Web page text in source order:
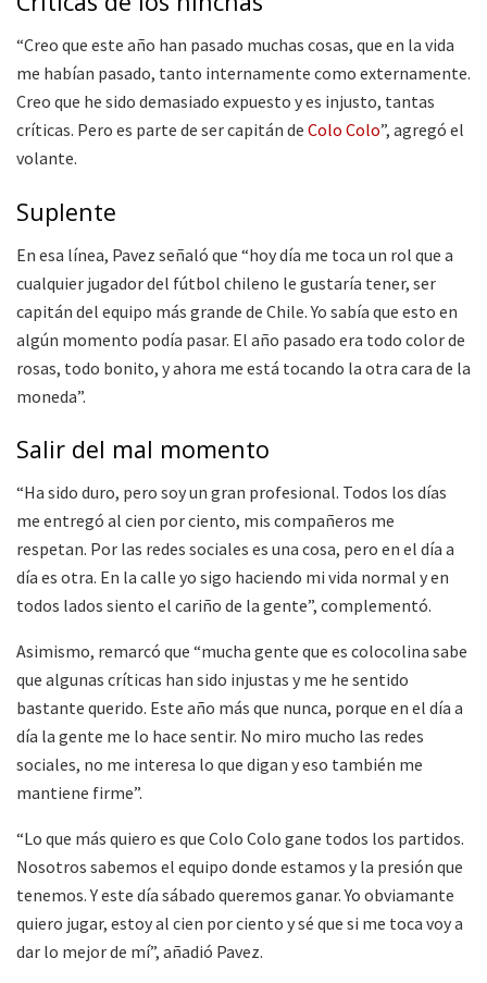
“Creo que este año han pasado muchas cosas, que en la vida
me habían pasado, tanto internamente como externamente.
Creo que he sido demasiado expuesto y es injusto, tantas
críticas. Pero es parte de ser capitán de Colo Colo”, agregó el
volante.
Suplente
En esa línea, Pavez señaló que “hoy día me toca un rol que a
cualquier jugador del fútbol chileno le gustaría tener, ser
capitán del equipo más grande de Chile. Yo sabía que esto en
algún momento podía pasar. El año pasado era todo color de
rosas, todo bonito, y ahora me está tocando la otra cara de la
moneda”.
Salir del mal momento
“Ha sido duro, pero soy un gran profesional. Todos los días
me entregó al cien por ciento, mis compañeros me
respetan. Por las redes sociales es una cosa, pero en el día a
día es otra. En la calle yo sigo haciendo mi vida normal y en
todos lados siento el cariño de la gente”, complementó.
Asimismo, remarcó que “mucha gente que es colocolina sabe
que algunas críticas han sido injustas y me he sentido
bastante querido. Este año más que nunca, porque en el día a
día la gente me lo hace sentir. No miro mucho las redes
sociales, no me interesa lo que digan y eso también me
mantiene firme”.
“Lo que más quiero es que Colo Colo gane todos los partidos.
Nosotros sabemos el equipo donde estamos y la presión que
tenemos. Y este día sábado queremos ganar. Yo obviamante
quiero jugar, estoy al cien por ciento y sé que si me toca voy a
dar lo mejor de mí”, añadió Pavez.